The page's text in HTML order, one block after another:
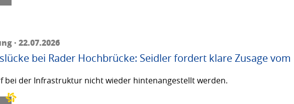
· 22.07.2026
bei Rader Hochbrücke: Seidler fordert klare Zusage vom
bei der Infrastruktur nicht wieder hintenangestellt werden.